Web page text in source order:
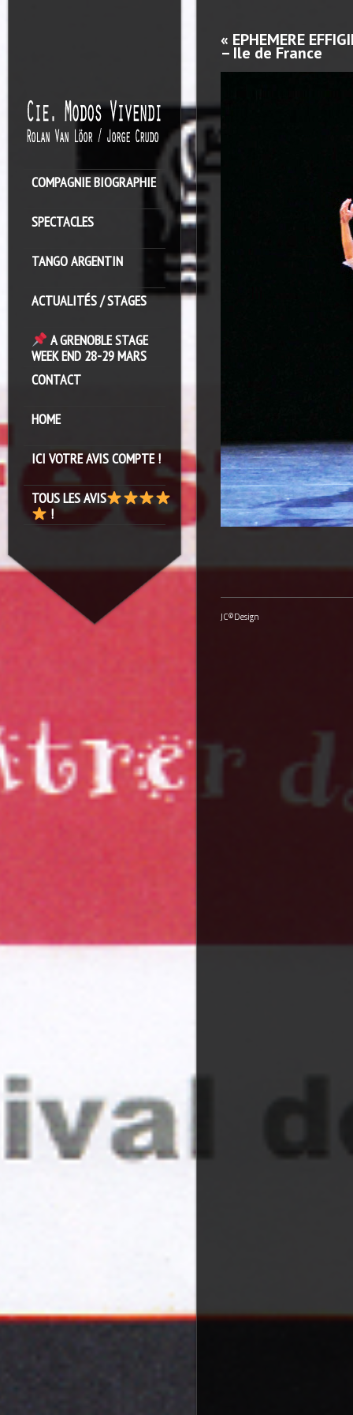
COMPAGNIE BIOGRAPHIE
SPECTACLES
TANGO ARGENTIN
ACTUALITÉS / STAGES
A GRENOBLE STAGE
WEEK END 28-29 MARS
CONTACT
HOME
ICI VOTRE AVIS COMPTE !
TOUS LES AVIS
!
« EPHEMERE
– Ile de France
JC©Design